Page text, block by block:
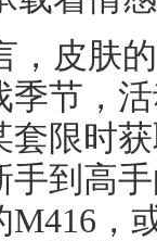
，皮肤
季节，
套限时
手到高
，